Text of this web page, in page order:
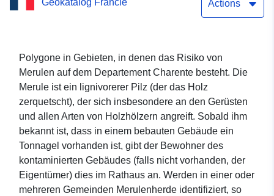
Merulenrisikos Actions
Polygone in Gebieten, in denen das Risiko von
Merulen auf dem Departement Charente besteht. Die
Merule ist ein lignivorerer Pilz (der das Holz
zerquetscht), der sich insbesondere an den Gerüsten
und allen Arten von Holzhölzern angreift. Sobald ihm
bekannt ist, dass in einem bebauten Gebäude ein
Tonnagel vorhanden ist, gibt der Bewohner des
kontaminierten Gebäudes (falls nicht vorhanden, der
Eigentümer) dies im Rathaus an. Werden in einer oder
mehreren Gemeinden Merulenherde identifiziert, so